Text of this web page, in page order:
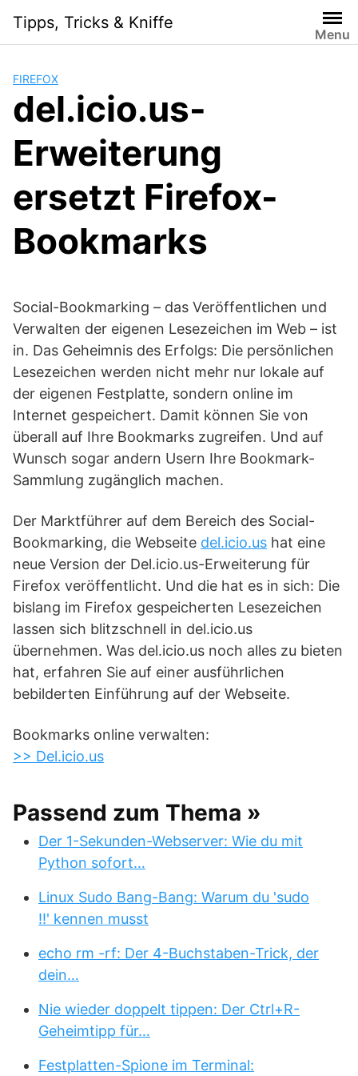
content
Tipps, Tricks & Kniffe
Menu
FIREFOX
del.icio.us-
Erweiterung
ersetzt Firefox-
Bookmarks
Social-Bookmarking – das Veröffentlichen und
Verwalten der eigenen Lesezeichen im Web – ist
in. Das Geheimnis des Erfolgs: Die persönlichen
Lesezeichen werden nicht mehr nur lokale auf
der eigenen Festplatte, sondern online im
Internet gespeichert. Damit können Sie von
überall auf Ihre Bookmarks zugreifen. Und auf
Wunsch sogar andern Usern Ihre Bookmark-
Sammlung zugänglich machen.
Der Marktführer auf dem Bereich des Social-
Bookmarking, die Webseite del.icio.us hat eine
neue Version der Del.icio.us-Erweiterung für
Firefox veröffentlicht. Und die hat es in sich: Die
bislang im Firefox gespeicherten Lesezeichen
lassen sich blitzschnell in del.icio.us
übernehmen. Was del.icio.us noch alles zu bieten
hat, erfahren Sie auf einer ausführlichen
bebilderten Einführung auf der Webseite.
Bookmarks online verwalten:
>> Del.icio.us
Passend zum Thema »
Der 1-Sekunden-Webserver: Wie du mit
Python sofort…
Linux Sudo Bang-Bang: Warum du 'sudo
!!' kennen musst
echo rm -rf: Der 4-Buchstaben-Trick, der
dein…
Nie wieder doppelt tippen: Der Ctrl+R-
Geheimtipp für…
Festplatten-Spione im Terminal: